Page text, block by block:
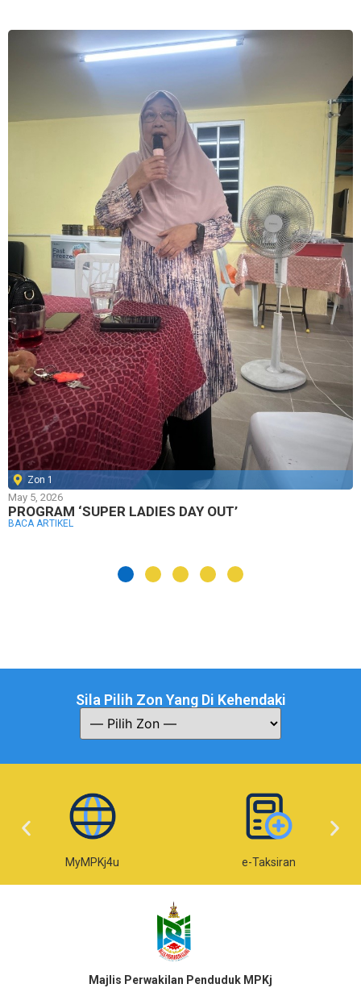
Zon 1
May 5, 2026
PROGRAM ‘SUPER LADIES DAY OUT’
BACA ARTIKEL
Sila Pilih Zon Yang Di Kehendaki
MyMPKj4u e-Taksiran
Majlis Perwakilan Penduduk MPKj